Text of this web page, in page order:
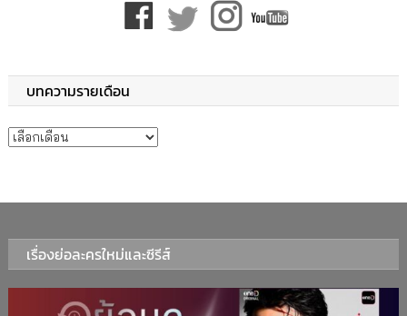
บทความรายเดือน
บทความรายเดือน
เรื่องย่อละครใหม่และซีรีส์